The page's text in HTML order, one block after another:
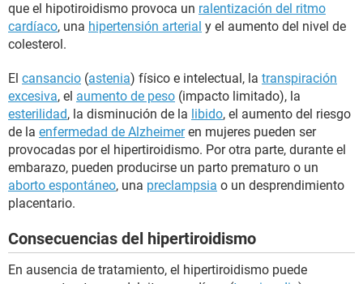
que el hipotiroidismo provoca un ralentización del ritmo
cardíaco, una hipertensión arterial y el aumento del nivel de
colesterol.
El cansancio (astenia) físico e intelectual, la transpiración
excesiva, el aumento de peso (impacto limitado), la
esterilidad, la disminución de la libido, el aumento del riesgo
de la enfermedad de Alzheimeren mujeres pueden ser
provocadas por el hipertiroidismo. Por otra parte, durante el
embarazo, pueden producirse un parto prematuro o un
aborto espontáneo, una preclampsia o un desprendimiento
placentario.
Consecuencias del hipertiroidismo
En ausencia de tratamiento, el hipertiroidismo puede